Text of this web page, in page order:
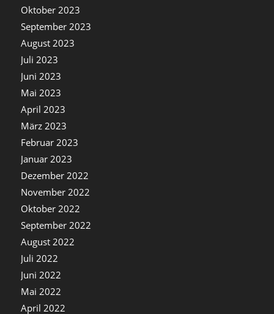
Oktober 2023
September 2023
August 2023
Juli 2023
Juni 2023
Mai 2023
April 2023
März 2023
Februar 2023
Januar 2023
Dezember 2022
November 2022
Oktober 2022
September 2022
August 2022
Juli 2022
Juni 2022
Mai 2022
April 2022